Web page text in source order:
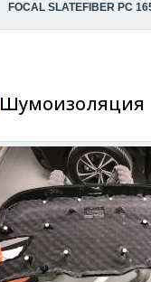
FOCAL SLATEFIBER PC
Шумоизоляция